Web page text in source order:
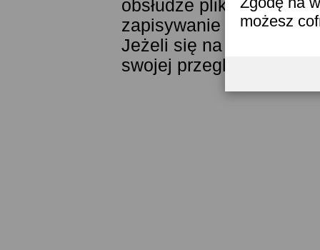
możesz
obsłudze plików
zapisywanie ich w
Jeżeli się na to nie
swojej przeglądarki.